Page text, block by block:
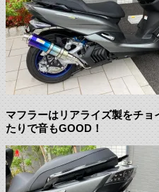
マフラーはリアライズ製をチ
たりで音もGOOD！